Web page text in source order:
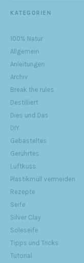
KATEGORIEN
100% Natur
Allgemein
Anleitungen
Archiv
Break the rules
Destilliert
Dies und Das
DIY
Gebasteltes
Gerührtes
Luftkuss
Plastikmüll vermeiden
Rezepte
Seife
Silver Clay
Soleseife
Tipps und Tricks
Tutorial